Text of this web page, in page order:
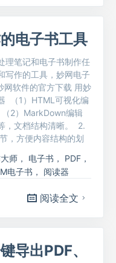
电子书工具
理笔记和电子书制作任
写作的工具，妙网电子
软件的官方下载 用妙
（1）HTML可视化编
2）MarkDown编辑
，文档结构清晰。 2.
，方便内容结构的划
师 ， 电子书 ， PDF ，
电子书 ， 阅读器
阅读全文
导出PDF、